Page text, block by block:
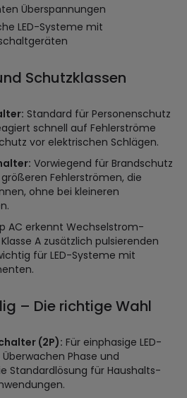
Überspannungen
LED-Systeme mit
Schutzklassen
Standard für Personenschutz
schnell auf Fehlerströme
vor elektrischen Schlägen.
Vorwiegend für Brandschutz
Fehlerströmen, die
ohne bei kleineren
AC erkennt Wechselstrom-
A zusätzlich pulsierenden
für LED-Systeme mit
– Die richtige Wahl
(2P): Für einphasige LED-
Phase und
Standardlösung für Haushalts-